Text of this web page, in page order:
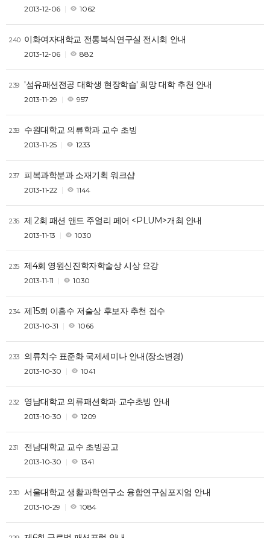
2013-12-06 1062
240 이화여자대학교 전통복식연구실 전시회 안내
2013-12-06 882
239 '섬유패션전공 대학생 현장학습' 희망 대학 추천 안내
2013-11-29 957
238 수원대학교 의류학과 교수 초빙
2013-11-25 1233
237 피복과학분과 소재기획 워크샵
2013-11-22 1144
236 제 2회 패션 앤드 주얼리 페어 <PLUM>개최 안내
2013-11-13 1030
235 제4회 영원신진학자학술상 시상 요강
2013-11-11 1030
234 제15회 이흥수 저술상 후보자 추천 접수
2013-10-31 1066
233 의류치수 표준화 국제세미나 안내(장소변경)
2013-10-30 1041
232 영남대학교 의류패션학과 교수초빙 안내
2013-10-30 1209
231 전남대학교 교수 초빙공고
2013-10-30 1341
230 서울대학교 생활과학연구소 융합연구심포지엄 안내
2013-10-29 1084